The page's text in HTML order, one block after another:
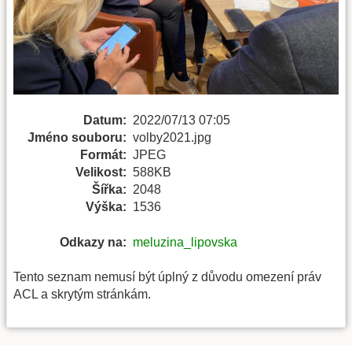
Datum: 2022/07/13 07:05
Jméno souboru: volby2021.jpg
Formát: JPEG
Velikost: 588KB
Šířka: 2048
Výška: 1536
Odkazy na: meluzina_lipovska
Tento seznam nemusí být úplný z důvodu omezení práv
ACL a skrytým stránkám.